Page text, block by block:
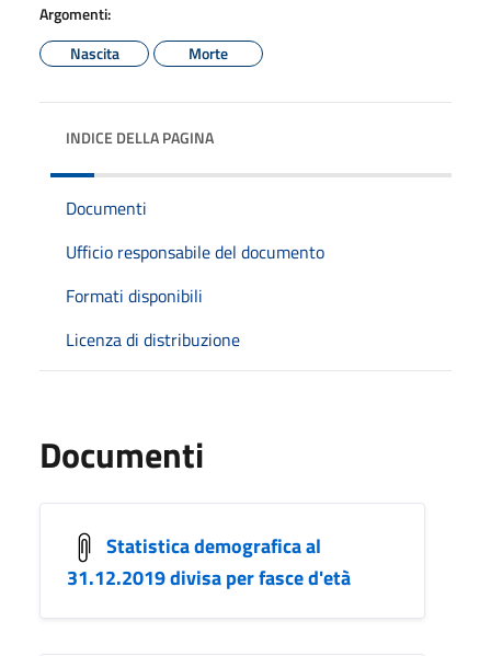
Argomenti:
Nascita
Morte
INDICE DELLA PAGINA
Documenti
Ufficio responsabile del documento
Formati disponibili
Licenza di distribuzione
Documenti
Statistica demografica al
31.12.2019 divisa per fasce d'età